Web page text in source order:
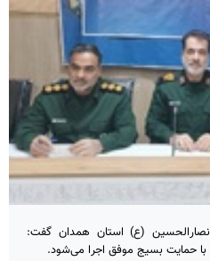
(ع) استان همدان گفت:
حمایت بسیج موفق اجرا می‌شود.